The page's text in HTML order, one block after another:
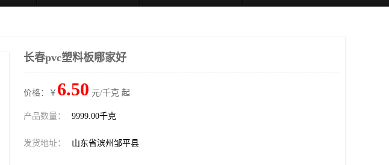
长春pvc塑料板哪家好
价格：￥ 6.50 元/千克 起
产品数量： 9999.00千克
发货地址： 山东省滨州邹平县